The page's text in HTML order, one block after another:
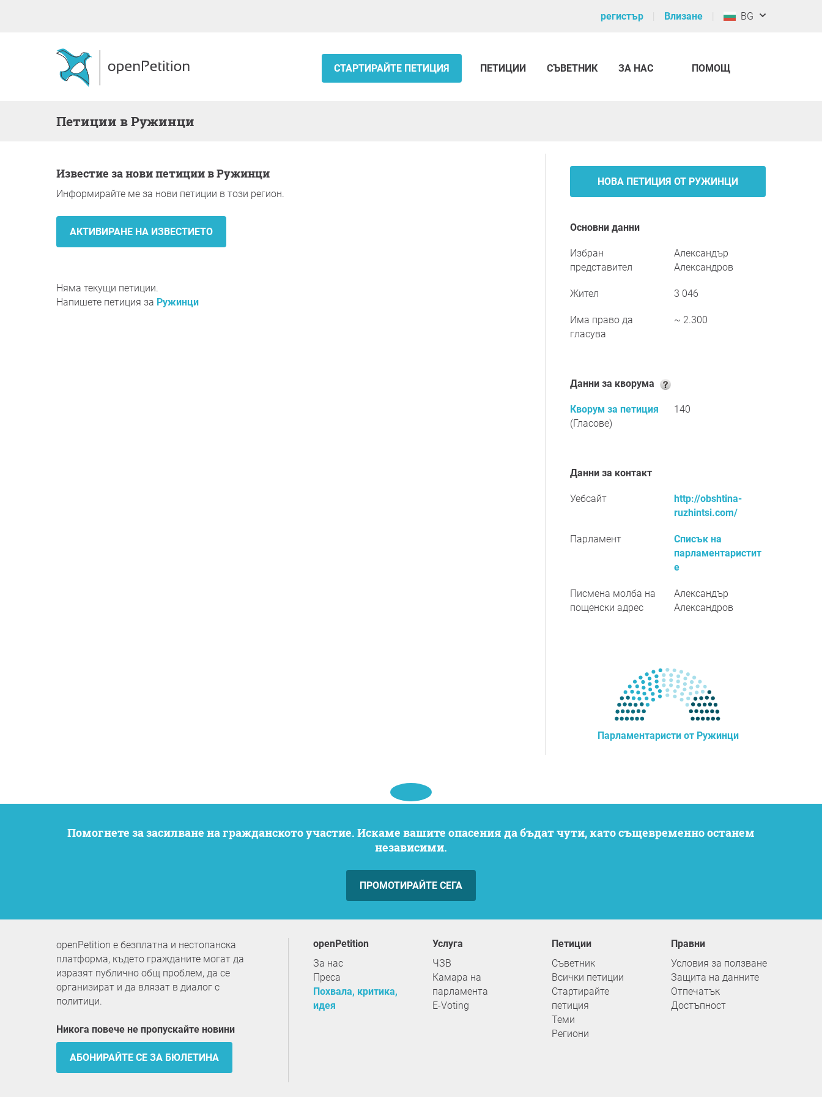
регистър Влизане BG
СТАРТИРАЙТЕ ПЕТИЦИЯ ПЕТИЦИИ СЪВЕТНИК ЗА НАС ПОМОЩ
Петиции в Ружинци
Известие за нови петиции в Ружинци
Информирайте ме за нови петиции в този регион.
Няма текущи петиции.
Напишете петиция за Ружинци
НОВА ПЕТИЦИЯ ОТ РУЖИНЦИ
Основни данни
Избран
представител
Александър
Александров
Жител 3 046
Има право да
гласува
~ 2.300
Данни за кворума
Кворум за петиция
(Гласове)
140
Данни за контакт
Уебсайт
http://obshtina-
ruzhintsi.com/
Парламент
Списък на
парламентаристит
е
Писмена молба на
пощенски адрес
Александър
Александров
Парламентаристи от Ружинци
Помогнете за засилване на гражданското участие. Искаме вашите опасения да бъдат чути, като същевременно останем
независими.
ПРОМОТИРАЙТЕ СЕГА
openPetition е безплатна и нестопанска
платформа, където гражданите могат да
изразят публично общ проблем, да се
организират и да влязат в диалог с
политици.
Никога повече не пропускайте новини
АБОНИРАЙТЕ СЕ ЗА БЮЛЕТИНА
openPetition
За нас
Преса
Похвала, критика,
идея
услуга
ЧЗВ
Камара на
парламента
E-Voting
Петиции
Съветник
Всички петиции
Стартирайте
петиция
Теми
Региони
Правни
Условия за ползване
Защита на данните
Отпечатък
Достъпност